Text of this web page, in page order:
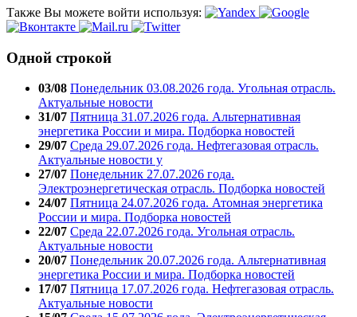
Также Вы можете войти используя:
Одной строкой
03/08 Понедельник 03.08.2026 года. Угольная отрасль.
Актуальные новости
31/07 Пятница 31.07.2026 года. Альтернативная
энергетика России и мира. Подборка новостей
29/07 Среда 29.07.2026 года. Нефтегазовая отрасль.
Актуальные новости у
27/07 Понедельник 27.07.2026 года.
Электроэнергетическая отрасль. Подборка новостей
24/07 Пятница 24.07.2026 года. Атомная энергетика
России и мира. Подборка новостей
22/07 Среда 22.07.2026 года. Угольная отрасль.
Актуальные новости
20/07 Понедельник 20.07.2026 года. Альтернативная
энергетика России и мира. Подборка новостей
17/07 Пятница 17.07.2026 года. Нефтегазовая отрасль.
Актуальные новости